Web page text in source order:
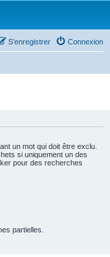
Connexion
S’enregistrer
un mot qui doit être exclu.
si uniquement un des
pour des recherches
partielles.